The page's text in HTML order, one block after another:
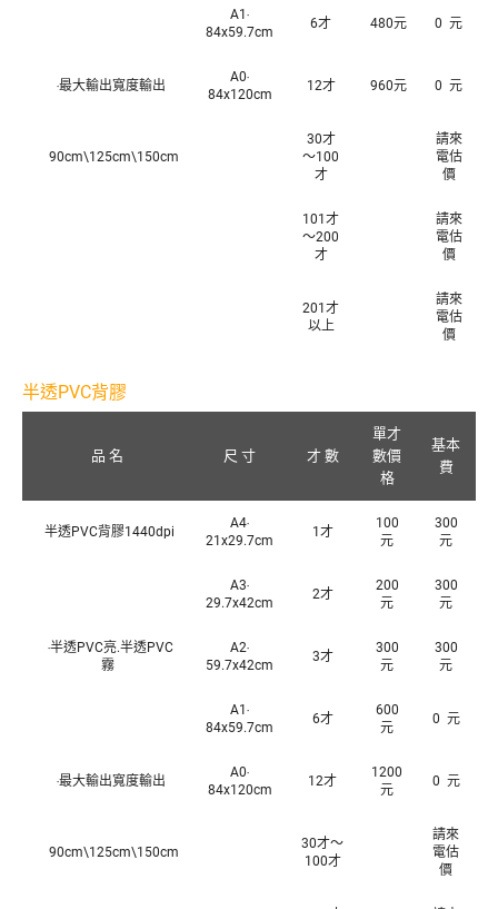
A1‧
84x59.7cm
6才 480元 0 元
‧最大輸出寬度輸出
A0‧
84x120cm
12才 960元 0 元
90cm\125cm\150cm
30才
～100
才
請來
電估
價
101才
～200
才
請來
電估
價
201才
以上
請來
電估
價
半透PVC背膠
品 名 尺 寸 才 數
單才
數價
格
基本
費
半透PVC背膠1440dpi
A4‧
21x29.7cm
1才
100
元
300
元
A3‧
29.7x42cm
2才
200
元
300
元
‧半透PVC亮.半透PVC
霧
A2‧
59.7x42cm
3才
300
元
300
元
A1‧
84x59.7cm
6才
600
元
0 元
‧最大輸出寬度輸出
A0‧
84x120cm
12才
1200
元
0 元
90cm\125cm\150cm
30才～
100才
請來
電估
價